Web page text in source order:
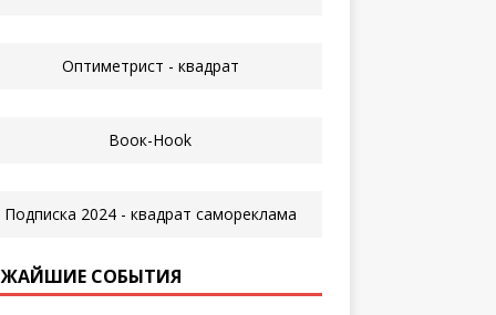
СОБЫТИЯ